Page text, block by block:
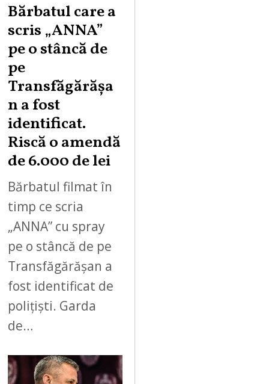
Bărbatul care a
scris „ANNA”
pe o stâncă de
pe
Transfăgărășa
n a fost
identificat.
Riscă o amendă
de 6.000 de lei
Bărbatul filmat în
timp ce scria
„ANNA” cu spray
pe o stâncă de pe
Transfăgărășan a
fost identificat de
polițiști. Garda
de…